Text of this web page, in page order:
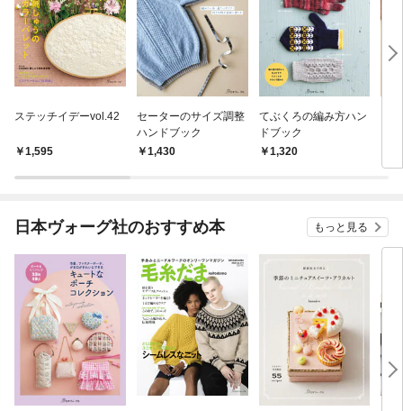
ステッチイデーvol.42
1,595
セーターのサイズ調整
ハンドブック
1,430
てぶくろの編み方ハン
ドブック
1,320
日本ヴォーグ社のおすすめ本 もっと見る